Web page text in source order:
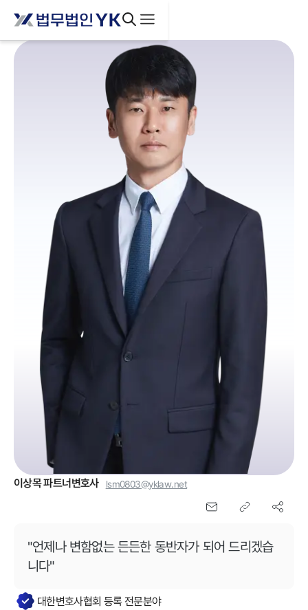
이상목파트너변호사 lsm0803@yklaw.net
"언제나 변함없는 든든한 동반자가 되어 드리겠습
니다"
대한변호사협회 등록 전문분야